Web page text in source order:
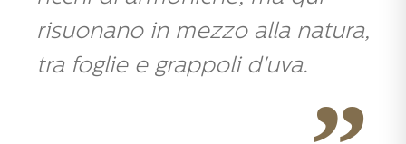
risuonano in mezzo alla natura,
tra foglie e grappoli d'uva.